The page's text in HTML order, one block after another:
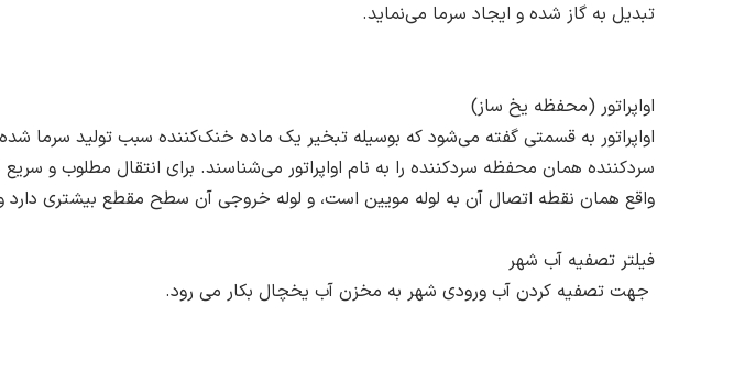
تبدیل به گاز شده و ایجاد سرما می‌نماید.
اواپراتور (محفظه یخ ساز)
اواپراتور به قسمتی گفته می‌شود که بوسیله تبخیر یک ماده خنک‌کننده سبب تولید
سردکننده همان محفظه سردکننده را به نام اواپراتور می‌شناسند. برای انتقال مطلوب و سریع
واقع همان نقطه اتصال آن به لوله مویین است، و لوله خروجی آن سطح مقطع بیشتری دارد
فیلتر تصفیه آب شهر
جهت تصفیه کردن آب ورودی شهر به مخزن آب یخچال بکار می رود.